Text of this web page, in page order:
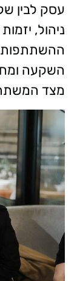
עסק לבין
ניהול,
ההשתתפות
מצד